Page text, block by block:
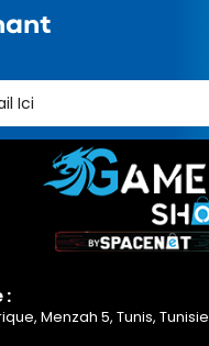
:
Menzah 5, Tunis, Tunisie